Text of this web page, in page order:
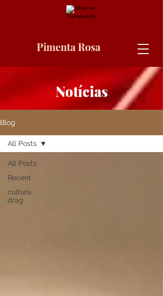
Pimenta Rosa
Notícias
Blog
All Posts
Recent
cultura
drag
All Posts